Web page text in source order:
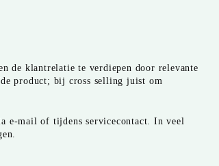
de klantrelatie te verdiepen door relevante
product; bij cross selling juist om
e-mail of tijdens servicecontact. In veel